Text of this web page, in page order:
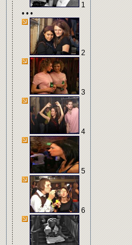
1
• • •
2
3
4
5
6